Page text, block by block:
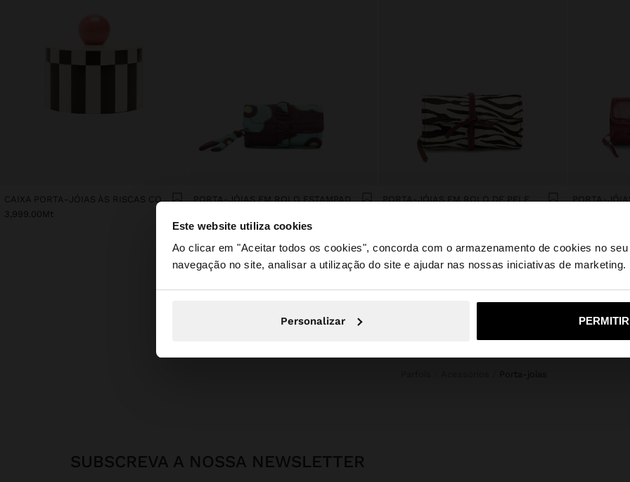
Este website utiliza cookies
Ao clicar em "Aceitar todos os cookies", concorda com o armazenamento de cookies no
navegação no site, analisar a utilização do site e ajudar nas nossas iniciativas de marketing.
Personalizar
olá
Está a aceder ao site a partir de Mozambique. Deseja navegar no nosso site
Sim,
CAIXA PORTA-JÓIAS ÀS RISCAS COM ESFERA
3,999.00Mt
PORTA-JÓIAS EM ROLO ESTAMPADO DE NYLON
PORTA-JÓIAS EM ROLO DE PELE
SUBSCREVA A NOSSA NEWSLETTER